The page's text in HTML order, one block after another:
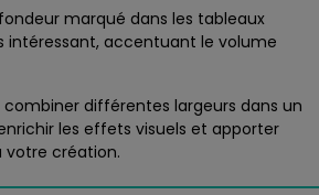
marqué dans les tableaux
intéressant, accentuant le volume
combiner différentes largeurs dans un
les effets visuels et apporter
votre création.